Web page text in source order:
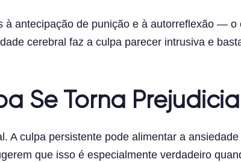
antecipação de punição e à autorreflexão — o
cerebral faz a culpa parecer intrusiva e
Se Torna
A culpa persistente pode alimentar a
que isso é especialmente verdadeiro